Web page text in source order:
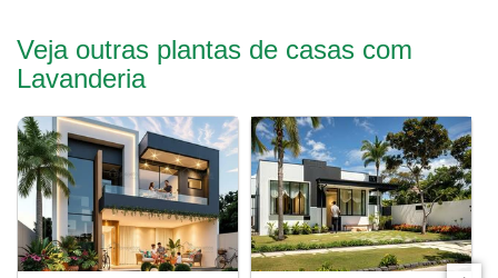
Veja outras plantas de casas com
Lavanderia